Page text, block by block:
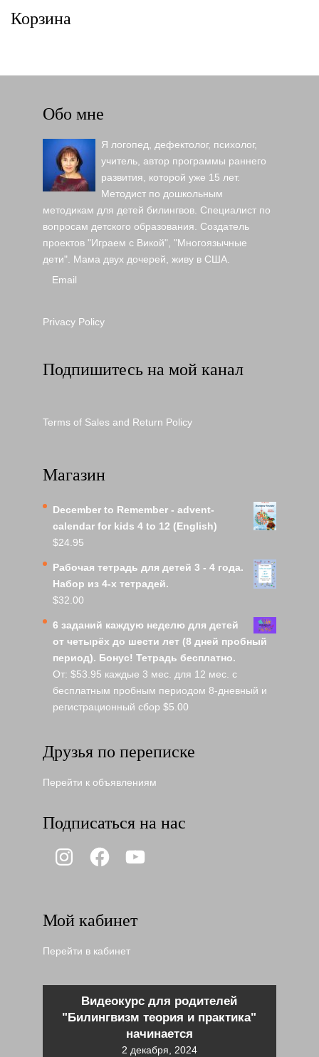
Корзина
Обо мне
Я логопед, дефектолог, психолог,
учитель, автор программы раннего
развития, которой уже 15 лет.
Методист по дошкольным
методикам для детей билингвов. Специалист по
вопросам детского образования. Создатель
проектов "Играем с Викой", "Многоязычные
дети". Мама двух дочерей, живу в США.
Email
Privacy Policy
Подпишитесь на мой канал
Terms of Sales and Return Policy
Магазин
December to Remember - advent-
calendar for kids 4 to 12 (English)
$24.95
Рабочая тетрадь для детей 3 - 4 года.
Набор из 4-х тетрадей.
$32.00
6 заданий каждую неделю для детей
от четырёх до шести лет (8 дней пробный
период). Бонус! Тетрадь бесплатно.
От: $53.95 каждые 3 мес. для 12 мес. с
бесплатным пробным периодом 8-дневный и
регистрационный сбор $5.00
Друзья по переписке
Перейти к объявлениям
Подписаться на нас
InstagramFacebookYouTube
Мой кабинет
Перейти в кабинет
Видеокурс для родителей
"Билингвизм теория и практика"
начинается
2 декабря, 2024